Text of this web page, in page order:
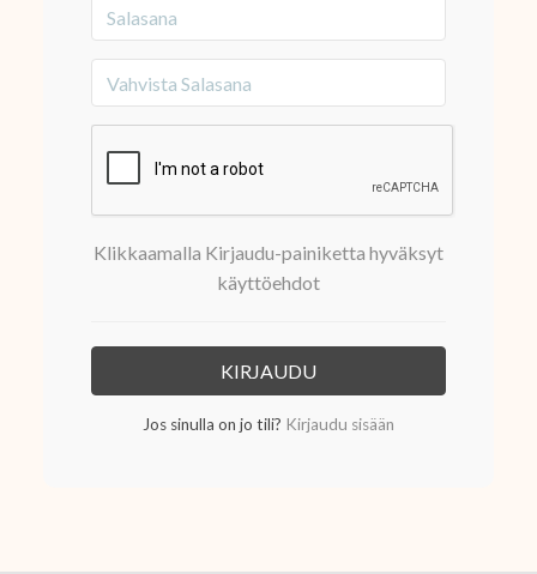
Klikkaamalla Kirjaudu-painiketta hyväksyt
käyttöehdot
Jos sinulla on jo tili? Kirjaudu sisään